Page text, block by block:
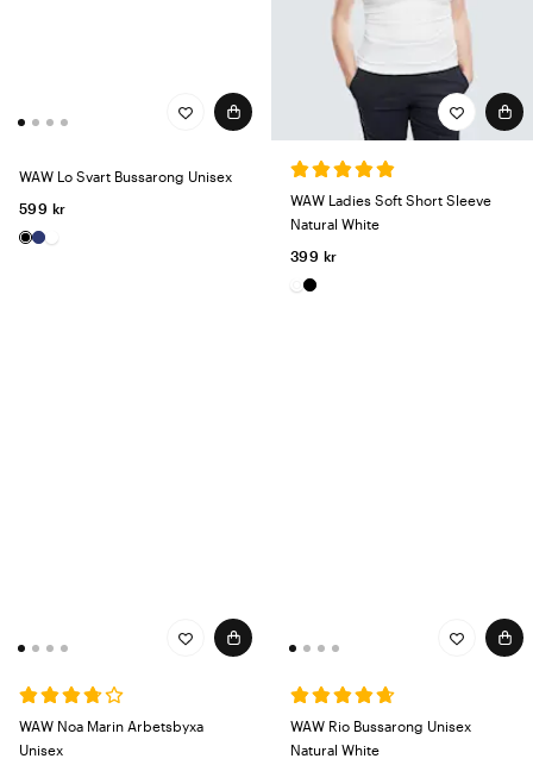
WAW Lo Svart Bussarong Unisex
599 kr
WAW Ladies Soft Short Sleeve
Natural White
399 kr
WAW Noa Marin Arbetsbyxa
Unisex
WAW Rio Bussarong Unisex
Natural White